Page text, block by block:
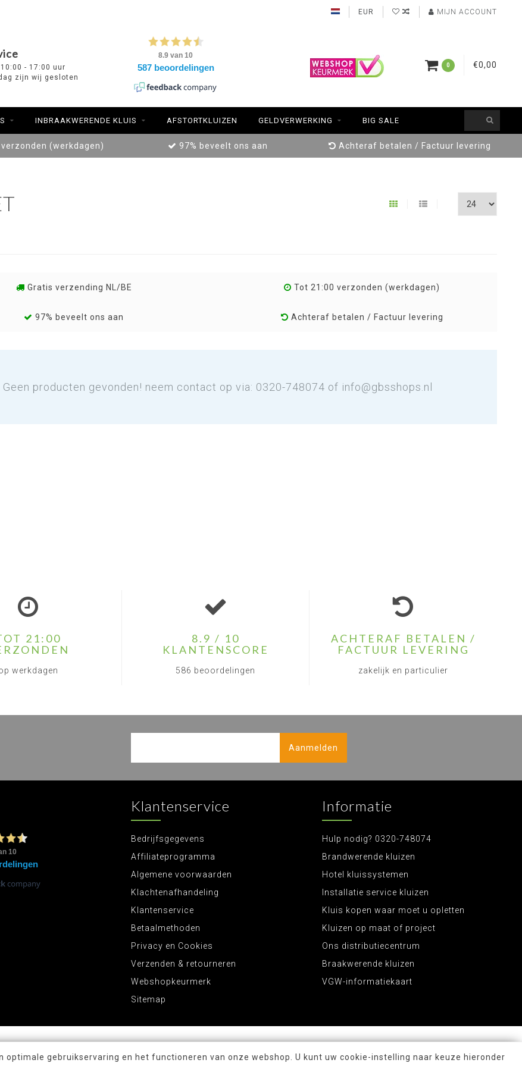
EUR MIJN ACCOUNT
- 17:00 uur
zijn wij gesloten
0 €0,00
INBRAAKWERENDE KLUIS AFSTORTKLUIZEN GELDVERWERKING BIG SALE
(werkdagen) 97% beveelt ons aan Achteraf betalen / Factuur levering
Gratis verzending NL/BE Tot 21:00 verzonden (werkdagen)
97% beveelt ons aan Achteraf betalen / Factuur levering
Geen producten gevonden! neem contact op via: 0320-748074 of info@gbsshops.nl
21:00
werkdagen
8.9 / 10
KLANTENSCORE
586 beoordelingen
ACHTERAF BETALEN /
FACTUUR LEVERING
zakelijk en particulier
Aanmelden
Klantenservice
Bedrijfsgegevens
Affiliateprogramma
Algemene voorwaarden
Klachtenafhandeling
Klantenservice
Betaalmethoden
Privacy en Cookies
Verzenden & retourneren
Webshopkeurmerk
Sitemap
Informatie
Hulp nodig? 0320-748074
Brandwerende kluizen
Hotel kluissystemen
Installatie service kluizen
Kluis kopen waar moet u opletten
Kluizen op maat of project
Ons distributiecentrum
Braakwerende kluizen
VGW-informatiekaart
optimale gebruikservaring en het functioneren van onze webshop. U kunt uw cookie-instelling naar keuze hieronder